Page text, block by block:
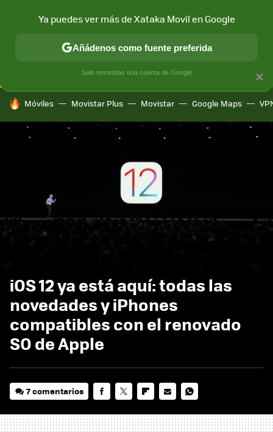
CONECTIVIDAD MÓVIL Y SOCIEDAD APLICACIONES
HOY SE HABLA DE
Móviles Movistar Plus Movistar Google Maps
iOS 12 ya está aquí: todas las
novedades y iPhones
compatibles con el renovado
SO de Apple
7 comentarios
MAIL
×
Ya puedes ver más de Xataka Movil en Google
Añádenos como fuente preferida
Solo necesitas una cuenta de Google